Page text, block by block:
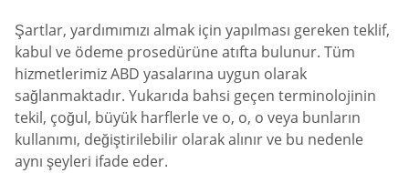
Şartlar, yardımımızı almak için yapılması gereken teklif,
kabul ve ödeme prosedürüne atıfta bulunur. Tüm
hizmetlerimiz ABD yasalarına uygun olarak
sağlanmaktadır. Yukarıda bahsi geçen terminolojinin
tekil, çoğul, büyük harflerle ve o, o, o veya bunların
kullanımı, değiştirilebilir olarak alınır ve bu nedenle
aynı şeyleri ifade eder.